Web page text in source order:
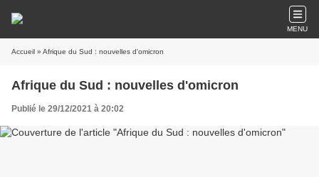
MENU
Accueil » Afrique du Sud : nouvelles d'omicron
Afrique du Sud : nouvelles d'omicron
Publié le 29/12/2021 à 20:02